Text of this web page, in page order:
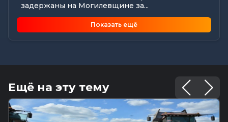
задержаны на Могилевщине за...
Погода 11 августа в Могилевской области:
порывистый ветер, осадки и...
Финал женского Кубка Беларуси пройдет в
Происшествия - 10.08.2026 12:54
В Горецком районе горела зерносушилка
Общество -10.08.2026 12:52
Показать ещё
Ещё на эту тему